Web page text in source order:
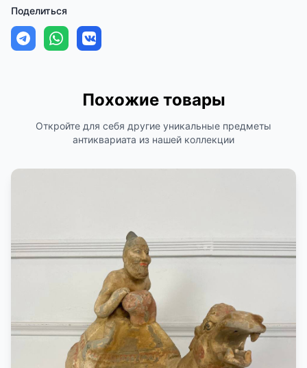
Поделиться
Похожие товары
Откройте для себя другие уникальные предметы
антиквариата из нашей коллекции